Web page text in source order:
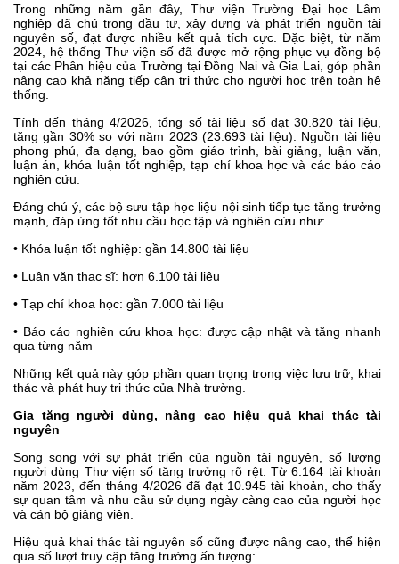
Trong những năm gần đây, Thư viện Trường Đại học Lâm
nghiệp đã chú trọng đầu tư, xây dựng và phát triển nguồn tài
nguyên số, đạt được nhiều kết quả tích cực. Đặc biệt, từ năm
2024, hệ thống Thư viện số đã được mở rộng phục vụ đồng bộ
tại các Phân hiệu của Trường tại Đồng Nai và Gia Lai, góp phần
nâng cao khả năng tiếp cận tri thức cho người học trên toàn hệ
thống.
Tính đến tháng 4/2026, tổng số tài liệu số đạt 30.820 tài liệu,
tăng gần 30% so với năm 2023 (23.693 tài liệu). Nguồn tài liệu
phong phú, đa dạng, bao gồm giáo trình, bài giảng, luận văn,
luận án, khóa luận tốt nghiệp, tạp chí khoa học và các báo cáo
nghiên cứu.
Đáng chú ý, các bộ sưu tập học liệu nội sinh tiếp tục tăng trưởng
mạnh, đáp ứng tốt nhu cầu học tập và nghiên cứu như:
• Khóa luận tốt nghiệp: gần 14.800 tài liệu
• Luận văn thạc sĩ: hơn 6.100 tài liệu
• Tạp chí khoa học: gần 7.000 tài liệu
• Báo cáo nghiên cứu khoa học: được cập nhật và tăng nhanh
qua từng năm
Những kết quả này góp phần quan trọng trong việc lưu trữ, khai
thác và phát huy tri thức của Nhà trường.
Gia tăng người dùng, nâng cao hiệu quả khai thác tài
nguyên
Song song với sự phát triển của nguồn tài nguyên, số lượng
người dùng Thư viện số tăng trưởng rõ rệt. Từ 6.164 tài khoản
năm 2023, đến tháng 4/2026 đã đạt 10.945 tài khoản, cho thấy
sự quan tâm và nhu cầu sử dụng ngày càng cao của người học
và cán bộ giảng viên.
Hiệu quả khai thác tài nguyên số cũng được nâng cao, thể hiện
qua số lượt truy cập tăng trưởng ấn tượng: